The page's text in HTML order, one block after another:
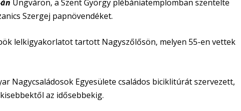
Ungváron, a Szent György plébániatemplomban szentelte
Szergej papnövendéket.
lelkigyakorlatot tartott Nagyszőlősön, melyen 55-en vettek
Nagycsaládosok Egyesülete családos biciklitúrát szervezett,
az idősebbekig.